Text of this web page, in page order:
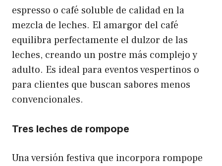
espresso o café soluble de calidad en la
mezcla de leches. El amargor del café
equilibra perfectamente el dulzor de las
leches, creando un postre más complejo y
adulto. Es ideal para eventos vespertinos o
para clientes que buscan sabores menos
convencionales.
Tres leches de rompope
Una versión festiva que incorpora rompope